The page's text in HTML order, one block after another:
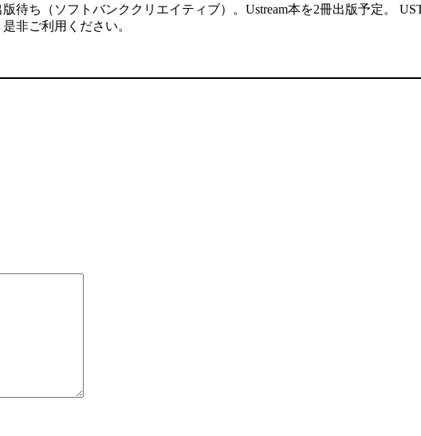
待ち（ソフトバンククリエイティブ）。Ustream本を2冊出版予定。
非ご利用ください。